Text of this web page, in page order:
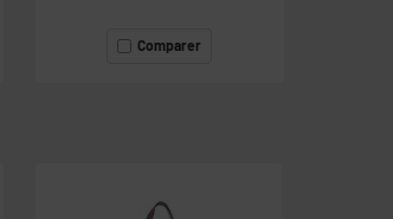
Comparer